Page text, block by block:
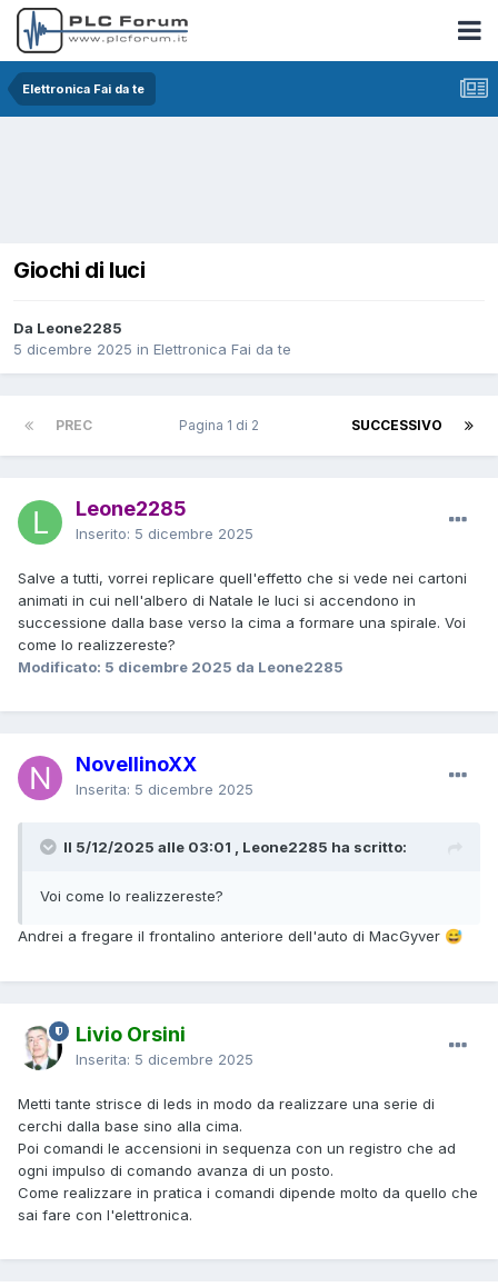
Elettronica Fai da te
Giochi di luci
Da Leone2285
5 dicembre 2025 in Elettronica Fai da te
PREC SUCCESSIVO
Pagina 1 di 2
Leone2285
Inserito: 5 dicembre 2025
Salve a tutti, vorrei replicare quell'effetto che si vede nei cartoni
animati in cui nell'albero di Natale le luci si accendono in
successione dalla base verso la cima a formare una spirale. Voi
come lo realizzereste?
Modificato: 5 dicembre 2025 da Leone2285
NovellinoXX
Inserita: 5 dicembre 2025
Il 5/12/2025 alle 03:01 , Leone2285 ha scritto:
Voi come lo realizzereste?
Andrei a fregare il frontalino anteriore dell'auto di MacGyver 😅
Livio Orsini
Inserita: 5 dicembre 2025
Metti tante strisce di leds in modo da realizzare una serie di
cerchi dalla base sino alla cima.
Poi comandi le accensioni in sequenza con un registro che ad
ogni impulso di comando avanza di un posto.
Come realizzare in pratica i comandi dipende molto da quello che
sai fare con l'elettronica.